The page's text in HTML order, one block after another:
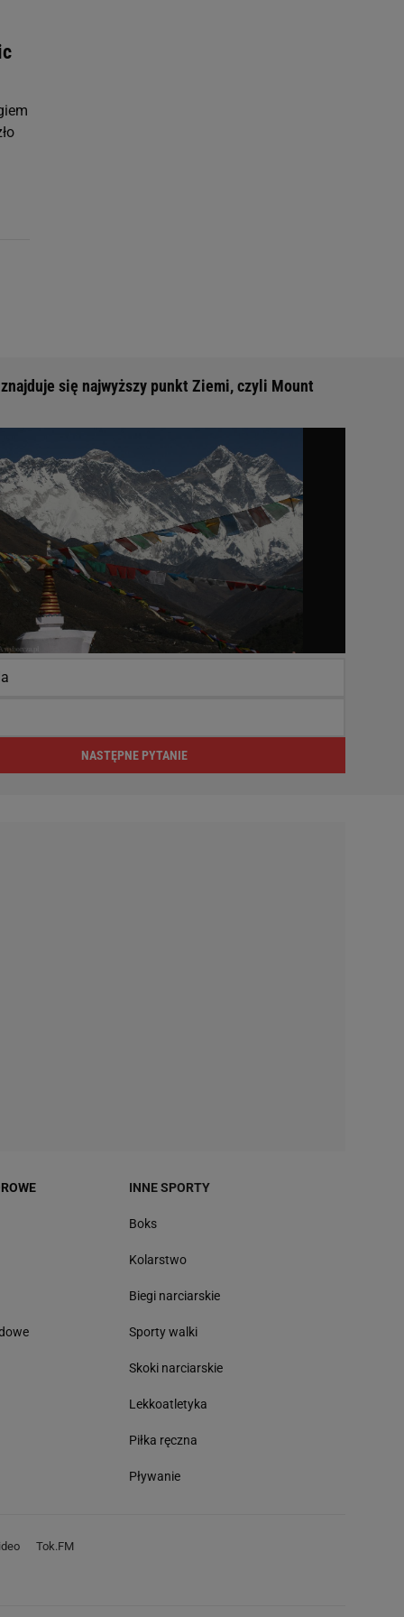
się najwyższy punkt Ziemi, czyli Mount
NASTĘPNE PYTANIE
INNE SPORTY
Boks
Kolarstwo
Biegi narciarskie
Sporty walki
Skoki narciarskie
Lekkoatletyka
Piłka ręczna
Pływanie
Tok.FM